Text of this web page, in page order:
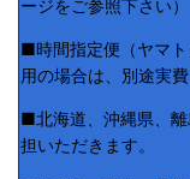
ージをご参照下さい）
■時間指定便（ヤマ
用の場合は、別途実
■北海道、沖縄県、
担いただきます。